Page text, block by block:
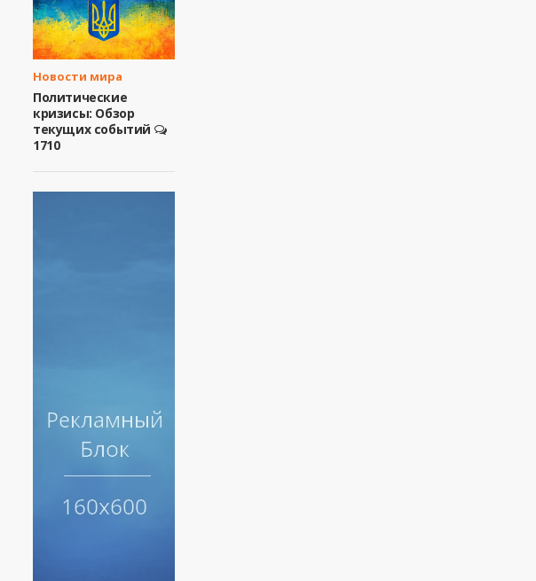
Новости мира
Политические
кризисы: Обзор
текущих событий
1710